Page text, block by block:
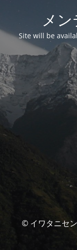
メ
Site will be
© イワタニセ